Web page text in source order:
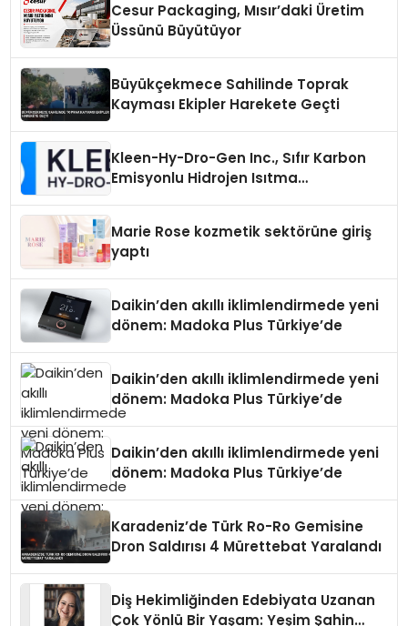
Cesur Packaging, Mısır’daki Üretim
Üssünü Büyütüyor
Büyükçekmece Sahilinde Toprak
Kayması Ekipler Harekete Geçti
Kleen-Hy-Dro-Gen Inc., Sıfır Karbon
Emisyonlu Hidrojen Isıtma
Marie Rose kozmetik sektörüne giriş
yaptı
Daikin’den akıllı iklimlendirmede yeni
dönem: Madoka Plus Türkiye’de
Daikin’den akıllı iklimlendirmede yeni
dönem: Madoka Plus Türkiye’de
Daikin’den akıllı iklimlendirmede yeni
dönem: Madoka Plus Türkiye’de
Karadeniz’de Türk Ro-Ro Gemisine
Dron Saldırısı 4 Mürettebat Yaralandı
Diş Hekimliğinden Edebiyata Uzanan
Çok Yönlü Bir Yaşam: Yeşim Şahin